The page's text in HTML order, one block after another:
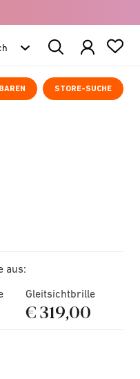
Search
Products
STORE-SUCHE
aus:
Gleitsichtbrille
€ 319,00